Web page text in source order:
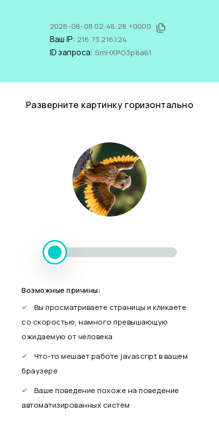
2026-08-08 02:48:28 +0000
Ваш IP: 216.73.216.124
ID запроса: SmHXPO3p8a61
Разверните картинку горизонтально
Возможные причины:
Вы просматриваете страницы и кликаете
со скоростью, намного превышающую
ожидаемую от человека
Что-то мешает работе javascript в вашем
браузере
Ваше поведение похоже на поведение
автоматизированных систем